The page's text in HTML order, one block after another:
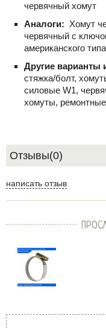
червячный хомут
Аналоги: Хомут
червячный с
американского
Другие варианты
стяжка/болт,
силовые W1,
хомуты,
Отзывы(0)
написать отзыв